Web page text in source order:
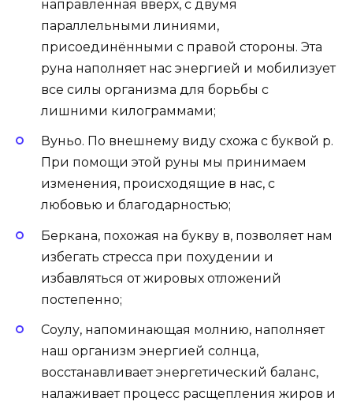
направленная вверх, с двумя
параллельными линиями,
присоединёнными с правой стороны. Эта
руна наполняет нас энергией и мобилизует
все силы организма для борьбы с
лишними килограммами;
Вуньо. По внешнему виду схожа с буквой р.
При помощи этой руны мы принимаем
изменения, происходящие в нас, с
любовью и благодарностью;
Беркана, похожая на букву в, позволяет нам
избегать стресса при похудении и
избавляться от жировых отложений
постепенно;
Соулу, напоминающая молнию, наполняет
наш организм энергией солнца,
восстанавливает энергетический баланс,
налаживает процесс расщепления жиров и